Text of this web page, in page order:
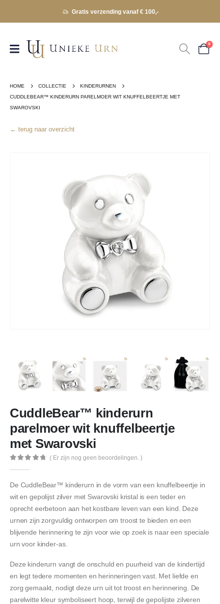
Gratis verzending vanaf € 100,-
0
HOME COLLECTIE
KINDERURNEN
CUDDLEBEAR™ KINDERURN PARELMOER WIT KNUFFELBEERTJE MET
SWAROVSKI
← terug naar overzicht
CuddleBear™ kinderurn
parelmoer wit knuffelbeertje
met Swarovski
( Er zijn nog geen beoordelingen. )
De CuddleBear™️ kinderurn in de vorm van een knuffelbeertje in
wit en gepolijst zilver met Swarovski kristal is een teder en
oprecht eerbetoon aan het kostbare leven van een kind. Deze
urnen zijn zorgvuldig ontworpen om troost te bieden en een
blijvende herinnering te zijn voor wie op zoek is naar een speciale
urn voor kinder-as.
Deze kinderurn vangt de onschuld en puurheid van de kindertijd
en legt tedere momenten en herinneringen vast. Met liefde en
zorg gemaakt, nodigt deze urn uit tot troost en herinnering. De
parelwitte kleur symboliseert hoop, terwijl de gepolijste zilveren